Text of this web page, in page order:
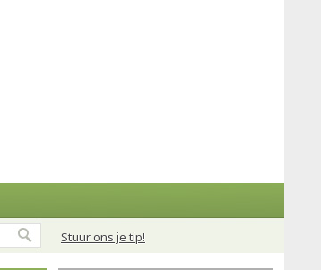
Stuur ons je tip!